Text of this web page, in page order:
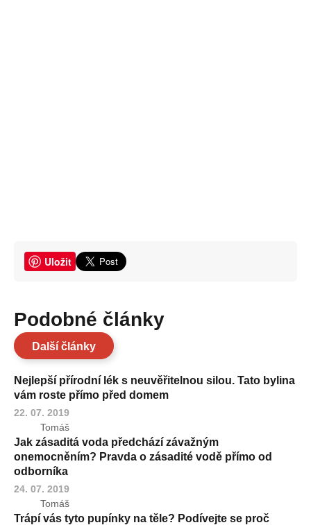
Uložit
Podobné články
Další články
Nejlepší přírodní lék s neuvěřitelnou silou. Tato bylina
vám roste přímo před domem
22. 07. 2019
Tomáš
Jak zásaditá voda předchází závažným
onemocněním? Pravda o zásadité vodě přímo od
odborníka
24. 07. 2019
Tomáš
Trápí vás tyto pupínky na těle? Podívejte se proč